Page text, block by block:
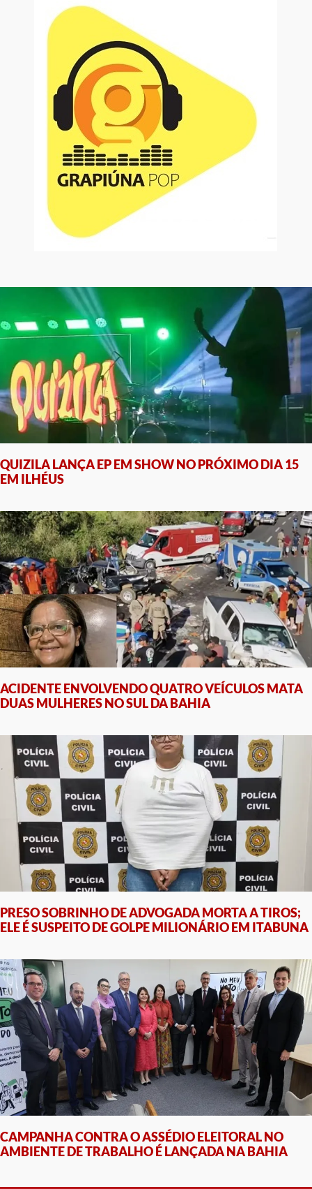
QUIZILA LANÇA EP EM SHOW NO PRÓXIMO DIA 15
EM ILHÉUS
ACIDENTE ENVOLVENDO QUATRO VEÍCULOS MATA
DUAS MULHERES NO SUL DA BAHIA
PRESO SOBRINHO DE ADVOGADA MORTA A TIROS;
ELE É SUSPEITO DE GOLPE MILIONÁRIO EM ITABUNA
CAMPANHA CONTRA O ASSÉDIO ELEITORAL NO
AMBIENTE DE TRABALHO É LANÇADA NA BAHIA